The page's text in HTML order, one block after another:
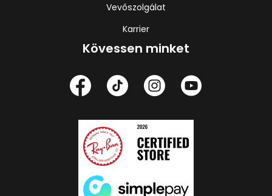
Vevőszolgálat
Karrier
Kövessen minket